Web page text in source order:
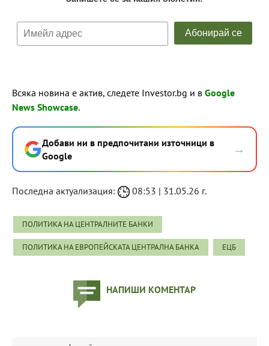
Всяка новина е актив, следете Investor.bg и в Google
News Showcase.
Добави ни в предпочитани източници в
Google
→
Последна актуализация: 08:53 | 31.05.26 г.
ПОЛИТИКА НА ЦЕНТРАЛНИТЕ БАНКИ
ПОЛИТИКА НА ЕВРОПЕЙСКАТА ЦЕНТРАЛНА БАНКА ЕЦБ
НАПИШИ КОМЕНТАР